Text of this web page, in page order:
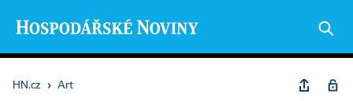
HN.cz › Art